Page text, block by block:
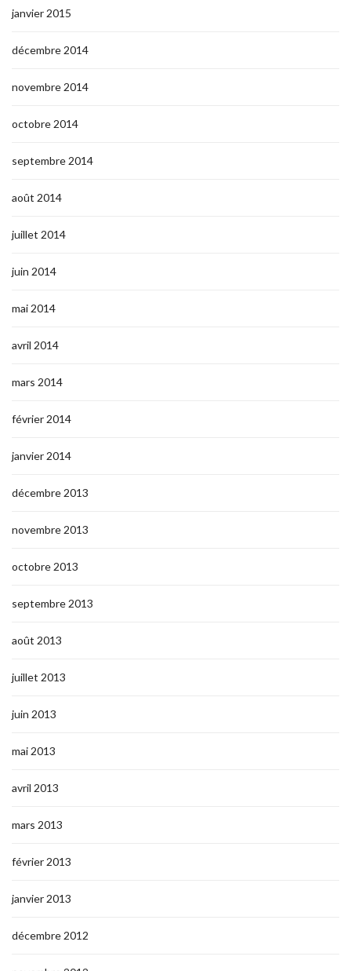
janvier 2015
décembre 2014
novembre 2014
octobre 2014
septembre 2014
août 2014
juillet 2014
juin 2014
mai 2014
avril 2014
mars 2014
février 2014
janvier 2014
décembre 2013
novembre 2013
octobre 2013
septembre 2013
août 2013
juillet 2013
juin 2013
mai 2013
avril 2013
mars 2013
février 2013
janvier 2013
décembre 2012